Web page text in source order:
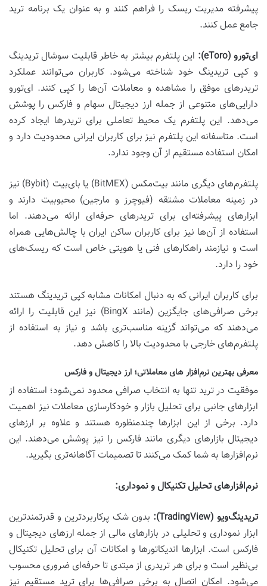
پیشرفته مدیریت ریسک را فراهم کنند و به عنوان یک برنامه ترید
جامع عمل کنند.
ای‌تورو (eToro):
این پلتفرم بیشتر به خاطر قابلیت سوشال تریدینگ
و کپی تریدینگ خود شناخته می‌شود. کاربران می‌توانند عملکرد
تریدرهای موفق را مشاهده و معاملات آن‌ها را کپی کنند. ای‌تورو
دارایی‌های متنوعی از جمله ارز دیجیتال سهام و فارکس را پوشش
می‌دهد. این پلتفرم یک محیط تعاملی برای تریدرها ایجاد کرده
است. متاسفانه این پلتفرم نیز برای کاربران ایرانی محدودیت دارد و
امکان استفاده مستقیم از آن وجود ندارد.
پلتفرم‌های دیگری مانند بیت‌مکس (BitMEX) یا بای‌بیت (Bybit) نیز
در زمینه معاملات مشتقه (فیوچرز و مارجین) محبوبیت دارند و
ابزارهای پیشرفته‌ای برای تریدرهای حرفه‌ای ارائه می‌دهند. اما
استفاده از آن‌ها نیز برای کاربران ساکن ایران با چالش‌هایی همراه
است و نیازمند راهکارهای فنی یا هویتی خاص است که ریسک‌های
خود را دارد.
برای کاربران ایرانی که به دنبال امکانات مشابه کپی تریدینگ هستند
برخی صرافی‌های جایگزین (مانند BingX) نیز این قابلیت را ارائه
می‌دهند که می‌تواند گزینه مناسب‌تری باشد و نیاز به استفاده از
پلتفرم‌های خارجی با محدودیت بالا را کاهش دهد.
معرفی بهترین نرم‌افزار های معاملاتی؛ ارز دیجیتال و فارکس
موفقیت در ترید تنها به انتخاب صرافی محدود نمی‌شود؛ استفاده از
ابزارهای جانبی برای تحلیل بازار و خودکارسازی معاملات نیز اهمیت
دارد. برخی از این ابزارها چندمنظوره هستند و علاوه بر ارزهای
دیجیتال بازارهای دیگری مانند فارکس را نیز پوشش می‌دهند. این
نرم‌افزارها به شما کمک می‌کنند تا تصمیمات آگاهانه‌تری بگیرید.
نرم‌افزارهای تحلیل تکنیکال و نموداری:
تریدینگ‌ویو (TradingView):
بدون شک پرکاربردترین و قدرتمندترین
ابزار نموداری و تحلیلی در بازارهای مالی از جمله ارزهای دیجیتال و
فارکس است. ابزارها اندیکاتورها و امکانات آن برای تحلیل تکنیکال
بی‌نظیر است و برای هر تریدری از مبتدی تا حرفه‌ای ضروری محسوب
می‌شود. امکان اتصال به برخی صرافی‌ها برای ترید مستقیم نیز